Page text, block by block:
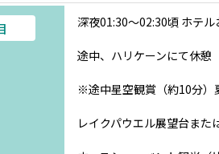
深夜01:30～02:30頃 ホテル
途中、ハリケーンにて休憩
※途中星空観賞（約10分）
レイクパウエル展望台ま